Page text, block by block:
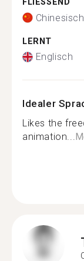
FLIESSEND
LERNT
Englisch
Idealer
Likes the
animation...